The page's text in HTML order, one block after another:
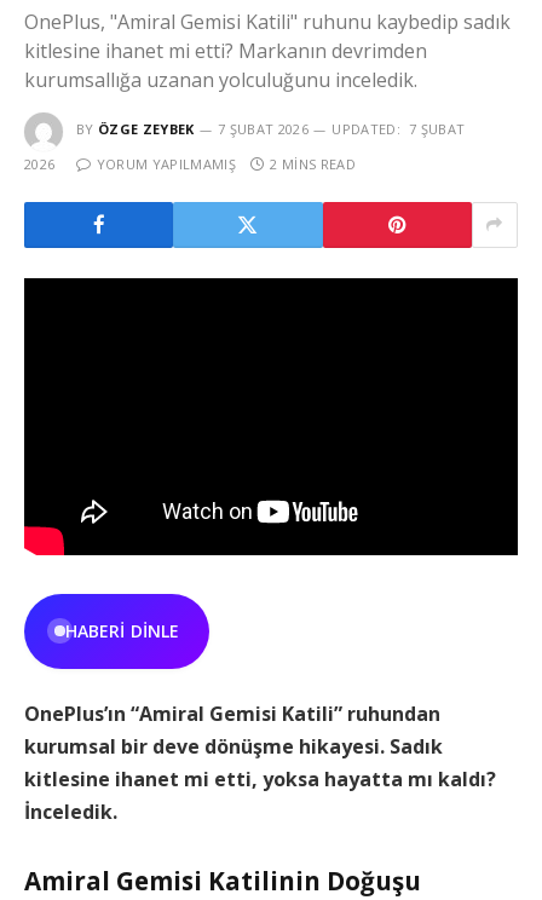
OnePlus, "Amiral Gemisi Katili" ruhunu kaybedip sadık
kitlesine ihanet mi etti? Markanın devrimden
kurumsallığa uzanan yolculuğunu inceledik.
BY ÖZGE ZEYBEK 7 ŞUBAT 2026 UPDATED: 7 ŞUBAT
2026
YORUM YAPILMAMIŞ 2 MINS READ
HABERI DINLE
OnePlus’ın “Amiral Gemisi Katili” ruhundan
kurumsal bir deve dönüşme hikayesi. Sadık
kitlesine ihanet mi etti, yoksa hayatta mı kaldı?
İnceledik.
Amiral Gemisi Katilinin Doğuşu